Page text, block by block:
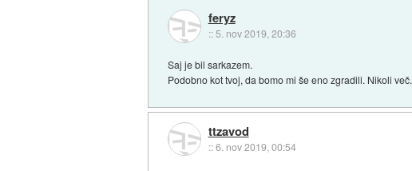
feryz
:: 5. nov 2019, 20:36
Saj je bil sarkazem.
Podobno kot tvoj, da bomo mi še eno zgradili. Nikoli več.
ttzavod
::6. nov 2019, 00:54